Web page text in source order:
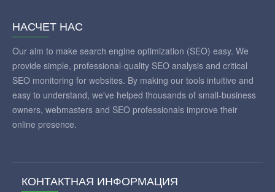
НАСЧЕТ НАС
Our aim to make search engine optimization (SEO) easy. We
provide simple, professional-quality SEO analysis and critical
SEO monitoring for websites. By making our tools intuitive and
easy to understand, we've helped thousands of small-business
owners, webmasters and SEO professionals improve their
online presence.
КОНТАКТНАЯ ИНФОРМАЦИЯ